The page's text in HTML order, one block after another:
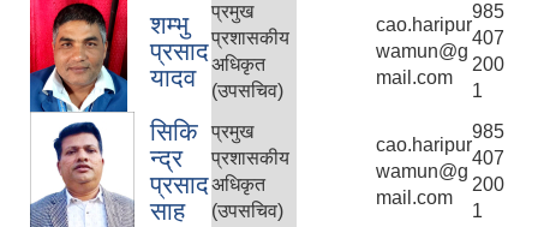
शम्भु
प्रसाद
यादव
प्रमुख
प्रशासकीय
अधिकृत
(उपसचिव)
cao.haripur
wamun@g
mail.com
985
407
200
1
सिकि
न्द्र
प्रसाद
साह
प्रमुख
प्रशासकीय
अधिकृत
(उपसचिव)
cao.haripur
wamun@g
mail.com
985
407
200
1